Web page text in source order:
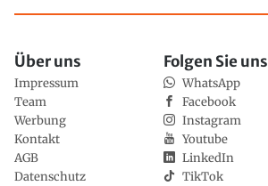
Über uns
Impressum
Team
Werbung
Kontakt
AGB
Datenschutz
Folgen Sie uns
WhatsApp
Facebook
Instagram
Youtube
LinkedIn
TikTok